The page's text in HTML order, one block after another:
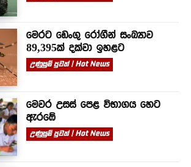
මෙරට ඩෙංගු රෝගීන් සංඛ්‍යාව
89,395ක් දක්වා ඉහළට
උණුසුම් පුවත් | Hot News
මෙවර උසස් පෙළ විභාගය හෙට
ඇරඹේ
උණුසුම් පුවත් | Hot News